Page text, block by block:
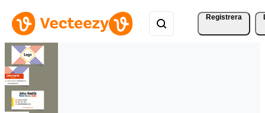
Registrera